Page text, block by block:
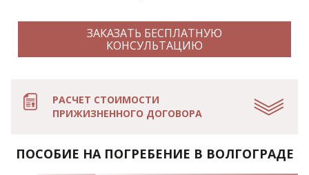
ЗАКАЗАТЬ БЕСПЛАТНУЮ
КОНСУЛЬТАЦИЮ
РАСЧЕТ СТОИМОСТИ
ПРИЖИЗНЕННОГО ДОГОВОРА
ПОСОБИЕ НА ПОГРЕБЕНИЕ В ВОЛГОГРАДЕ